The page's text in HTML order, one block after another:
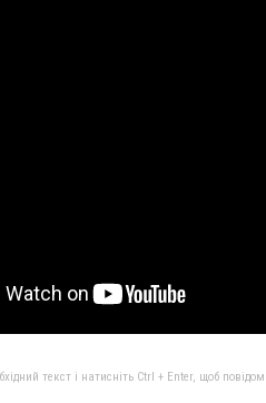
текст і натисніть Ctrl + Enter, щоб